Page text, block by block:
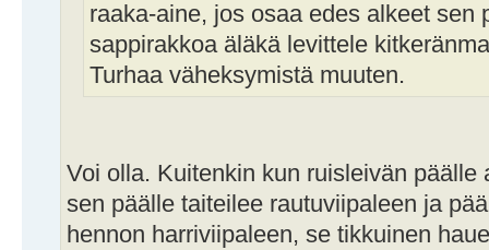
raaka-aine, jos osaa edes alkeet sen
sappirakkoa äläkä levittele
Turhaa väheksymistä muuten.
Voi olla. Kuitenkin kun ruisleivän päälle
sen päälle taiteilee rautuviipaleen ja
hennon harriviipaleen, se tikkuinen